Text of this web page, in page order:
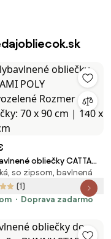
obliečky CATTAMI
tmavozelené Rozmer
70 x 90 cm | 140 x 220
so zipsom, bavlnená
(1)
Doprava zadarmo